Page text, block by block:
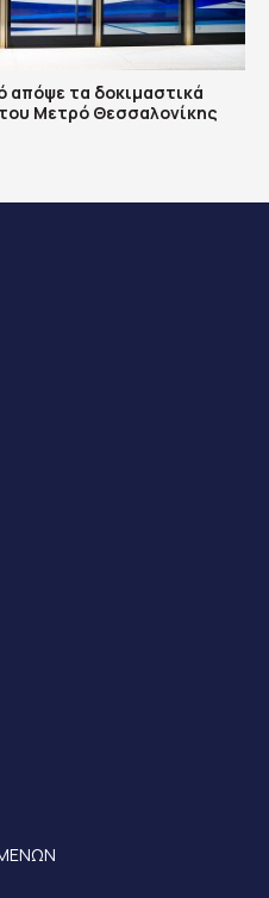
απόψε τα δοκιμαστικά
Μετρό Θεσσαλονίκης